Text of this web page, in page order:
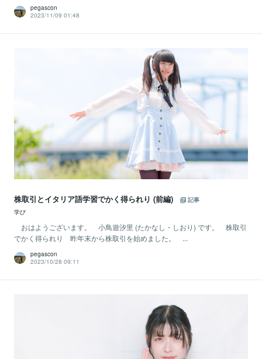
pegascon
2023/11/09 01:48
株取引とイタリア語学習でかく得られり (前編)
記事
学び
おはようございます。 小鳥遊汐里 (たかなし・しおり) です。 株取引
でかく得られり 昨年末から株取引を始めました。 ...
pegascon
2023/10/28 09:11